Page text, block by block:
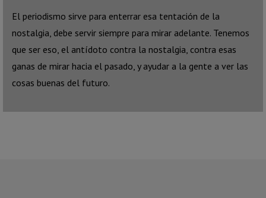
El periodismo sirve para enterrar esa tentación de la
nostalgia, debe servir siempre para mirar adelante. Tenemos
que ser eso, el antídoto contra la nostalgia, contra esas
ganas de mirar hacia el pasado, y ayudar a la gente a ver las
cosas buenas del futuro.